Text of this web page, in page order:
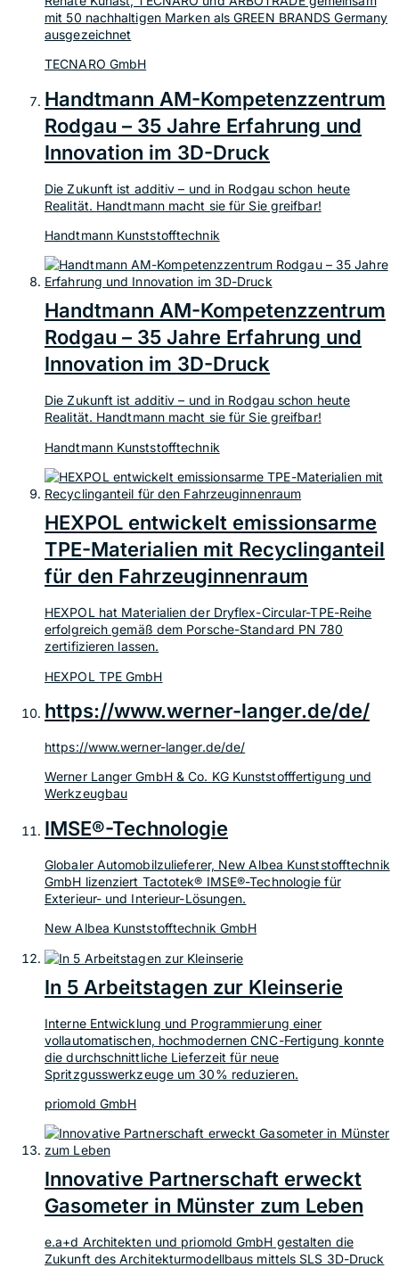
mit 50 nachhaltigen Marken als GREEN BRANDS Germany
ausgezeichnet
TECNARO GmbH
Handtmann AM-Kompetenzzentrum
Rodgau – 35 Jahre Erfahrung und
Innovation im 3D-Druck
Die Zukunft ist additiv – und in Rodgau schon heute
Realität. Handtmann macht sie für Sie greifbar!
Handtmann Kunststofftechnik
Handtmann AM-Kompetenzzentrum
Rodgau – 35 Jahre Erfahrung und
Innovation im 3D-Druck
Die Zukunft ist additiv – und in Rodgau schon heute
Realität. Handtmann macht sie für Sie greifbar!
Handtmann Kunststofftechnik
HEXPOL entwickelt emissionsarme
TPE-Materialien mit Recyclinganteil
für den Fahrzeuginnenraum
HEXPOL hat Materialien der Dryflex-Circular-TPE-Reihe
erfolgreich gemäß dem Porsche-Standard PN 780
zertifizieren lassen.
HEXPOL TPE GmbH
https://www.werner-langer.de/de/
https://www.werner-langer.de/de/
Werner Langer GmbH & Co. KG Kunststofffertigung und
Werkzeugbau
IMSE®-Technologie
Globaler Automobilzulieferer, New Albea Kunststofftechnik
GmbH lizenziert Tactotek® IMSE®-Technologie für
Exterieur- und Interieur-Lösungen.
New Albea Kunststofftechnik GmbH
In 5 Arbeitstagen zur Kleinserie
Interne Entwicklung und Programmierung einer
vollautomatischen, hochmodernen CNC-Fertigung konnte
die durchschnittliche Lieferzeit für neue
Spritzgusswerkzeuge um 30% reduzieren.
priomold GmbH
Innovative Partnerschaft erweckt
Gasometer in Münster zum Leben
e.a+d Architekten und priomold GmbH gestalten die
Zukunft des Architekturmodellbaus mittels SLS 3D-Druck